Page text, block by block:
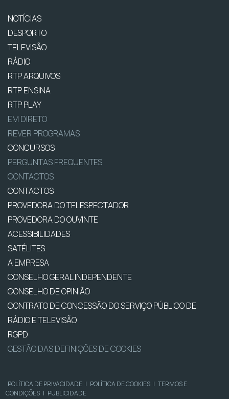
NOTÍCIAS
DESPORTO
TELEVISÃO
RÁDIO
RTP ARQUIVOS
RTP ENSINA
RTP PLAY
EM DIRETO
REVER PROGRAMAS
CONCURSOS
PERGUNTAS FREQUENTES
CONTACTOS
CONTACTOS
PROVEDORA DO TELESPECTADOR
PROVEDORA DO OUVINTE
ACESSIBILIDADES
SATÉLITES
A EMPRESA
CONSELHO GERAL INDEPENDENTE
CONSELHO DE OPINIÃO
CONTRATO DE CONCESSÃO DO SERVIÇO PÚBLICO DE
RÁDIO E TELEVISÃO
RGPD
GESTÃO DAS DEFINIÇÕES DE COOKIES
POLÍTICA DE PRIVACIDADE | POLÍTICA DE COOKIES | TERMOS E
CONDIÇÕES | PUBLICIDADE